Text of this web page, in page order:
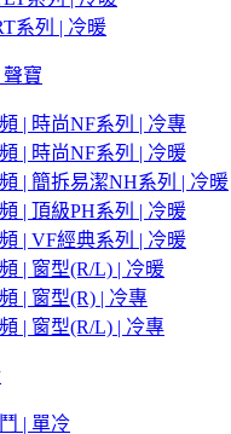
系列 | 冷暖
聲寶
| 時尚NF系列 | 冷專
| 時尚NF系列 | 冷暖
| 簡拆易潔NH系列 | 冷暖
| 頂級PH系列 | 冷暖
| VF經典系列 | 冷暖
| 窗型(R/L) | 冷暖
| 窗型(R) | 冷專
| 窗型(R/L) | 冷專
| 單冷